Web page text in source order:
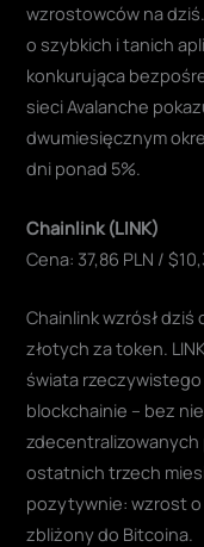
wzrostowców na
o szybkich i tanich
konkurująca
sieci Avalanche
dwumiesięcznym
dni ponad 5%.
Chainlink (LINK)
Cena: 37,86 PLN /
Chainlink wzrósł dziś
złotych za token.
świata
blockchainie – bez
zdecentralizowanych
ostatnich trzech
pozytywnie: wzrost o
zbliżony do Bitcoina.